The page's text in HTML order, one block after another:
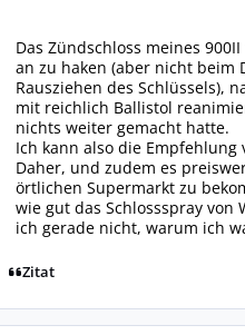
Das Zündschloss meines
an zu haken (aber nicht beim
Rausziehen des Schlüssels),
mit reichlich Ballistol
nichts weiter gemacht hatte.
Ich kann also die
Daher, und zudem es
örtlichen Supermarkt zu
wie gut das Schlossspray von
ich gerade nicht, warum ich
Zitat